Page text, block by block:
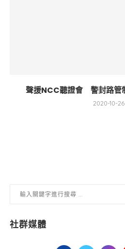
聲援NCC聽證會 警封路管
2020-10-26
社群媒體